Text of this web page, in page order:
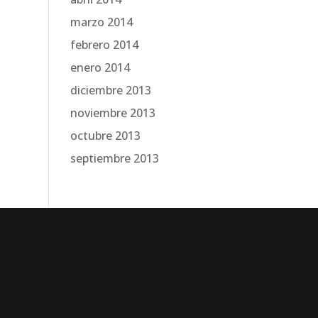
marzo 2014
febrero 2014
enero 2014
diciembre 2013
noviembre 2013
octubre 2013
septiembre 2013